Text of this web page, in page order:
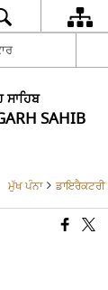
ਸਾਹਿਬ
SAHIB
ਮੁੱਖ ਪੰਨਾ ਡਾਇਰੈਕਟਰੀ